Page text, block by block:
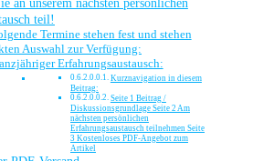
teil!
Termine stehen fest und stehen
Auswahl zur Verfügung:
Erfahrungsaustausch:
Kurznavigation in diesem
Beitrag:
Seite 1 Beitrag /
Diskussionsgrundlage Seite 2 Am
nächsten persönlichen
Erfahrungsaustausch teilnehmen Seite
3 Kostenloses PDF-Angebot zum
Artikel